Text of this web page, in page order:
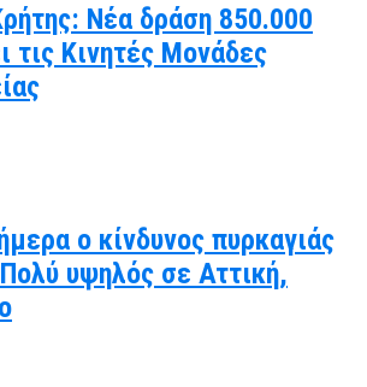
Νέα δράση 850.000
τις Κινητές Μονάδες
ο κίνδυνος πυρκαγιάς
υψηλός σε Αττική,